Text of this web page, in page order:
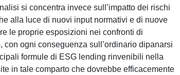
si concentra invece sull’impatto dei rischi
alla luce di nuovi input normativi e di nuove
le proprie esposizioni nei confronti di
ogni conseguenza sull’ordinario dipanarsi
formule di ESG lending rinvenibili nella
in tale comparto che dovrebbe efficacemente